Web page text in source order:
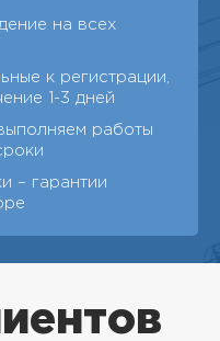
на всех
к регистрации,
1-3 дней
работы
– гарантии